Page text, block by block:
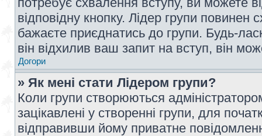
відповідну кнопку. Лідер групи
бажаєте приєднатись до групи. Будь-
він відхилив ваш запит на вступ, він
Догори
» Як мені стати Лідером групи?
Коли групи створюються
зацікавлені у створенні групи, для
відправивши йому приватне